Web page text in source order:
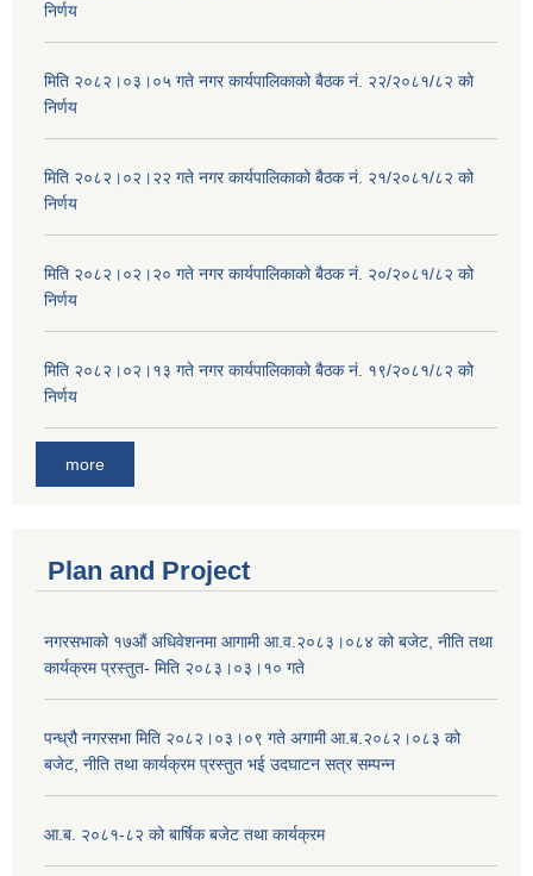
निर्णय
मिति २०८२।०३।०५ गते नगर कार्यपालिकाको बैठक नं. २२/२०८१/८२ को
निर्णय
मिति २०८२।०२।२२ गते नगर कार्यपालिकाको बैठक नं. २१/२०८१/८२ को
निर्णय
मिति २०८२।०२।२० गते नगर कार्यपालिकाको बैठक नं. २०/२०८१/८२ को
निर्णय
मिति २०८२।०२।१३ गते नगर कार्यपालिकाको बैठक नं. १९/२०८१/८२ को
निर्णय
more
Plan and Project
नगरसभाको १७औं अधिवेशनमा आगामी आ.व.२०८३।०८४ को बजेट, नीति तथा
कार्यक्रम प्रस्तुत- मिति २०८३।०३।१० गते
पन्ध्रौ नगरसभा मिति २०८२।०३।०९ गते अगामी आ.ब.२०८२।०८३ को
बजेट, नीति तथा कार्यक्रम प्रस्तुत भई उदघाटन सत्र सम्पन्न
आ.ब. २०८१-८२ को बार्षिक बजेट तथा कार्यक्रम